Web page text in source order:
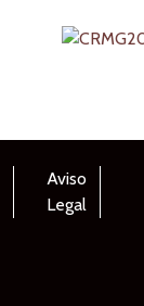
Aviso
Legal